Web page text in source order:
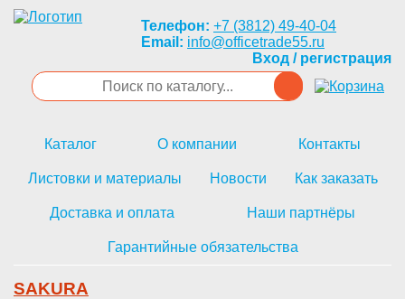
Телефон: +7 (3812) 49-40-04
Email: info@officetrade55.ru
Вход / регистрация
Каталог О компании Контакты
Листовки и материалы Новости Как заказать
Доставка и оплата Наши партнёры
Гарантийные обязательства
SAKURA